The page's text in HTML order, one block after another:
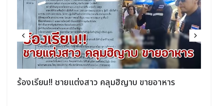
ร้องเรียน!! ชายแต่งสาว คลุมฮิญาบ ขายอาหาร